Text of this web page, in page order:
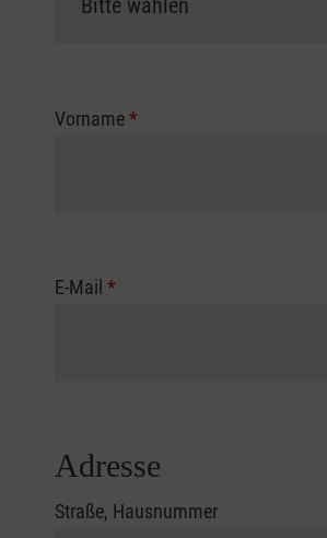
Vorname*
E-Mail *
Adresse
Straße, Hausnummer